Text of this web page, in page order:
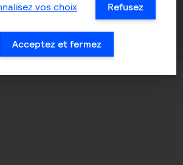
vos choix
Refusez
Acceptez et fermez